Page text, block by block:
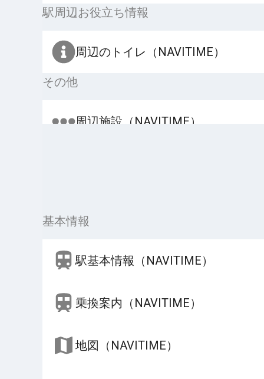
駅周辺お役立ち情報
周辺のトイレ（NAVITIME）
その他
周辺施設（NAVITIME）
基本情報
駅基本情報（NAVITIME）
乗換案内（NAVITIME）
地図（NAVITIME）